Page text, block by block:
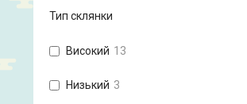
Тип склянки
Високий 13
Низький 3